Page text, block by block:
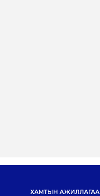
ХАМТЫН АЖИЛЛАГАА